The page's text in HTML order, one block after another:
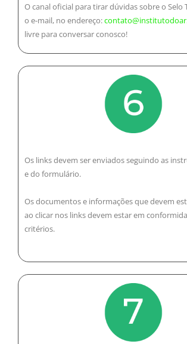
O canal oficial para tirar dúvidas sobre o Selo
o e-mail, no endereço:
livre para conversar conosco!
Os links devem ser enviados seguindo as
e do formulário.
Os documentos e informações que devem
ao clicar nos links devem estar em
critérios.